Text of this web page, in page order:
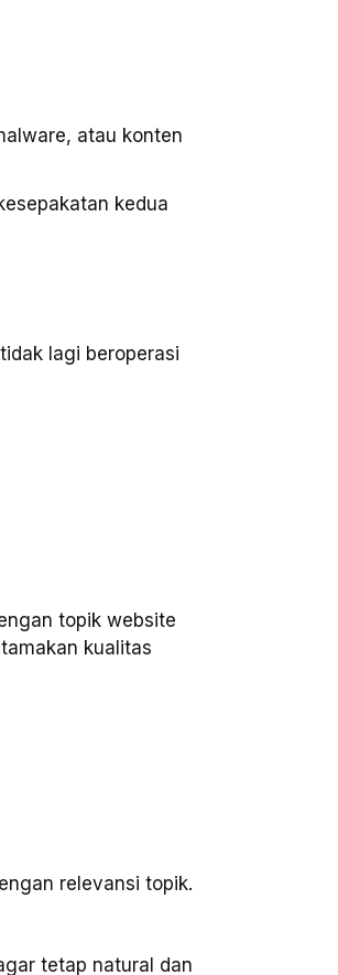
atau konten
kedua
lagi beroperasi
topik website
kualitas
relevansi topik.
tetap natural dan